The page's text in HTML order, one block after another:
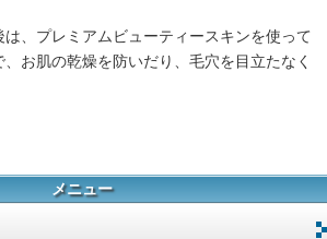
、プレミアムビューティースキンを使って
お肌の乾燥を防いだり、毛穴を目立たなく
メニュー